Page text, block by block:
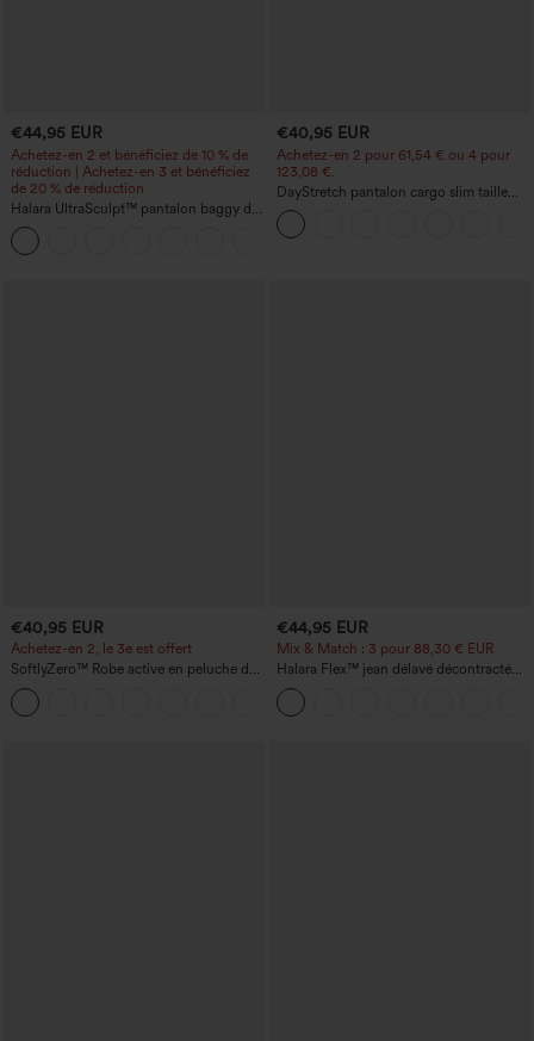
€44,95 EUR
Achetez-en 2 et bénéficiez de 10 % de
réduction | Achetez-en 3 et bénéficiez
de 20 % de réduction
Halara UltraSculpt™ pantalon baggy de
yoga taille haute à effet gainant pour le
ventre, à rayures color block, avec
poches
€40,95 EUR
Achetez-en 2 pour 61,54 € ou 4 pour
123,08 €.
DayStretch pantalon cargo slim taille
haute, poches zippées, uni
€40,95 EUR
Achetez-en 2, le 3e est offert
SoftlyZero™ Robe active en peluche dos
nu — Édition Hyper Facile
€44,95 EUR
Mix & Match : 3 pour 88,30 € EUR
Halara Flex™ jean délavé décontracté
taille haute à poches, coupe baggy à
jambe large